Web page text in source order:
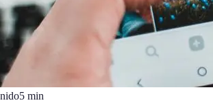
5 min